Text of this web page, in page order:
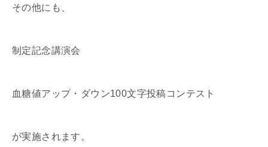
その他にも、
制定記念講演会
血糖値アップ・ダウン100文字投稿コンテスト
が実施されます。